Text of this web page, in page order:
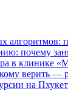
алгоритмов:
почему
в клинике
верить —
на